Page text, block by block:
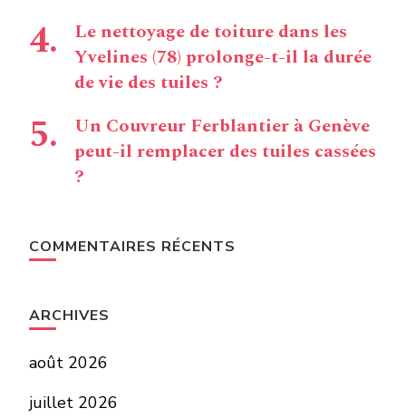
Le nettoyage de toiture dans les
Yvelines (78) prolonge-t-il la durée
de vie des tuiles ?
Un Couvreur Ferblantier à Genève
peut-il remplacer des tuiles cassées
?
COMMENTAIRES RÉCENTS
ARCHIVES
août 2026
juillet 2026